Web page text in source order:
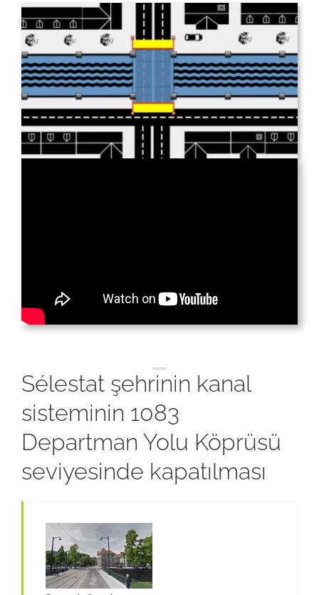
Sélestat şehrinin kanal
sisteminin 1083
Departman Yolu Köprüsü
seviyesinde kapatılması